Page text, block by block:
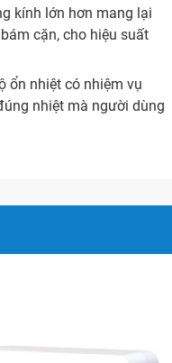
kính lớn hơn mang lại
cặn, cho hiệu suất
ổn nhiệt có nhiệm vụ
nhiệt mà người dùng
đảm bảo độ chính xác
tối ưu, siêu nhạy và
toàn tuyệt đối với các